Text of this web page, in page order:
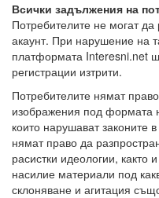
Всички задължения на
Потребителите не могат да
акаунт. При нарушение на
платформата Interesni.net
регистрации изтрити.
Потребителите нямат
изображения под формата
които нарушават законите
нямат право да
расистки идеологии,
насилие материали под
склоняване и агитация